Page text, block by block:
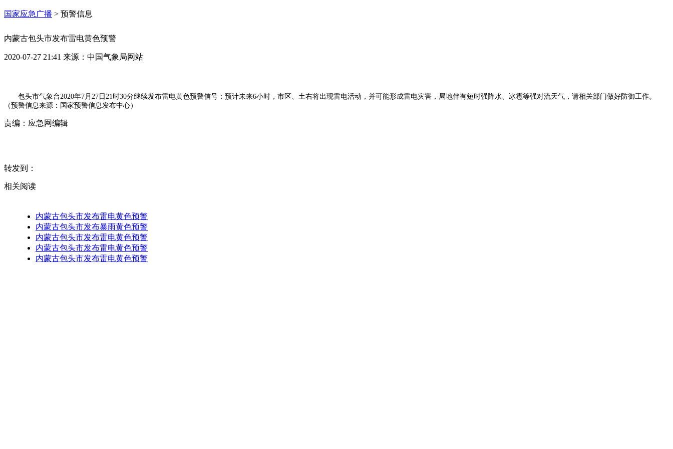
国家应急广播 > 预警信息
内蒙古包头市发布雷电黄色预警
2020-07-27 21:41 来源： 中国气象局网站
包头市气象台2020年7月27日21时30分继续发布雷电黄色预警信号：预计未来6小时，市区、土右将出现雷电活动，并可能形成雷电灾害，局地伴有短时强降水、冰雹等强对流天气，请相关部门做好防御工作。
（预警信息来源：国家预警信息发布中心）
责编： 应急网编辑
转发到：
相关阅读
内蒙古包头市发布雷电黄色预警
内蒙古包头市发布暴雨黄色预警
内蒙古包头市发布雷电黄色预警
内蒙古包头市发布雷电黄色预警
内蒙古包头市发布雷电黄色预警